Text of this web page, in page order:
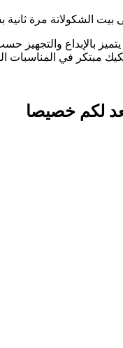
الشكولاتة مرة
بالإبداع
مبتكر في المناسبات
لكم خصيصا